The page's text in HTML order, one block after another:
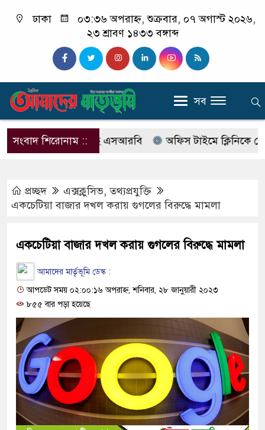
ঢাকা
০৩:৩৬ অপরাহ্ন, শুক্রবার, ০৭ অগাস্ট ২০২৬,
২৩ শ্রাবণ ১৪৩৩ বঙ্গাব্দ
সব
সংবাদ শিরোনাম ::
নাম বদলে আসছে এসআরবি অফিস টাইমে ক্লিনিকে রোগী
প্রচ্ছদ এক্সক্লুসিভ,তথ্যপ্রযুক্তি
একচেটিয়া বাজার দখল করায় গুগলের বিরুদ্ধে মামলা
একচেটিয়া বাজার দখল করায় গুগলের বিরুদ্ধে মামলা
আমাদের মার্তৃভূমি ডেস্ক :
আপডেট সময় ০২:০০:১৬ অপরাহ্ন, শনিবার, ২৮ জানুয়ারী ২০২৩
৮৫৫ বার পড়া হয়েছে